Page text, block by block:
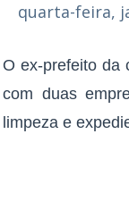
quarta-feira,
O ex-prefeito da
com duas
limpeza e